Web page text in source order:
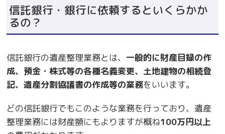
信託銀行・銀行に依頼するといくらかか
るの？
信託銀行の遺産整理業務とは、一般的に財産目録の作
成、預金・株式等の各種名義変更、土地建物の相続登
記、遺産分割協議書の作成等の業務をいいます。
どの信託銀行でもこのような業務を行っており、遺産
整理業務には財産額にもよりますが概ね100万円以上